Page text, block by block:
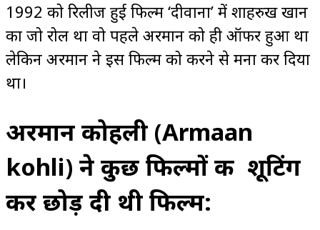
1992 को रिलीज हुई फिल्म ‘दीवाना’ में शाहरुख खान
का जो रोल था वो पहले अरमान को ही ऑफर हुआ था
लेकिन अरमान ने इस फिल्म को करने से मना कर दिया
था।
अरमान कोहली (Armaan
kohli) ने कुछ फिल्मों की शूटिंग
कर छोड़ दी थी फिल्म: